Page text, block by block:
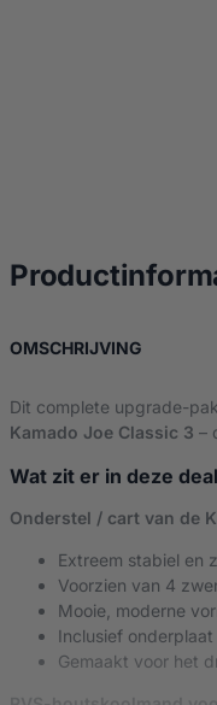
OMSCHRIJVING
Dit complete upgrade-
Kamado Joe Classic 3 –
Wat zit er in deze
Onderstel / cart van de
Extreem stabiel en
Voorzien van 4
Mooie, moderne
Inclusief
Gemaakt voor het